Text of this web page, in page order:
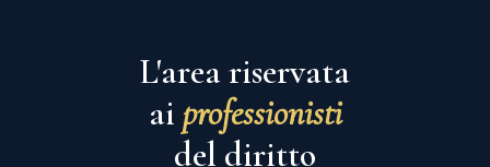
L'area riservata
ai professionisti
del diritto